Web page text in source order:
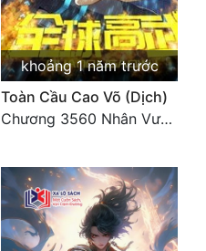
khoảng 1 năm trước
Toàn Cầu Cao Võ (Dịch)
Chương 3560 Nhân Vương trở về - END